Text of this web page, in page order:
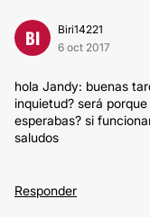
BI
Biri14221
6 oct 2017
hola Jandy: buenas
inquietud? será
esperabas? si
saludos
Responder